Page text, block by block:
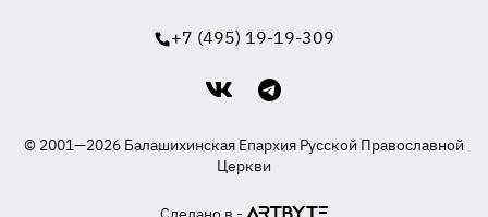
+7 (495) 19-19-309
© 2001—2026 Балашихинская Епархия Русской Православной
Церкви